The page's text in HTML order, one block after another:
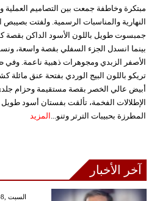
مبتكرة وخاطفة جمعت بين التصاميم العملية
النهارية والمناسبات الرسمية. ولفتت بصيبص
جمبسوت طويل باللون الأسود الداكن بقصة
بينما انسدل الجزء السفلي بقصة واسعة،
الأصفر الزبدي ومجوهرات ذهبية ناعمة. وفي
تريكو باللون البيج الوردي بفتحة عنق
أبيض عالي الخصر بقصة مستقيمة وحزام
الإطلالات الفخمة، تألقت بفستان أسود طويل
المطرزة بحبيبات الترتر وتنو...
المزيد
آخر الأخبار
GMT 13:23 2026 السبت ,08 آب / أغسطس